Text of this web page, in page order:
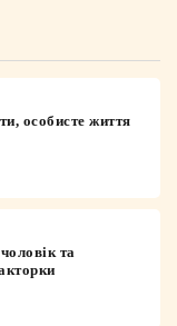
особисте життя
та